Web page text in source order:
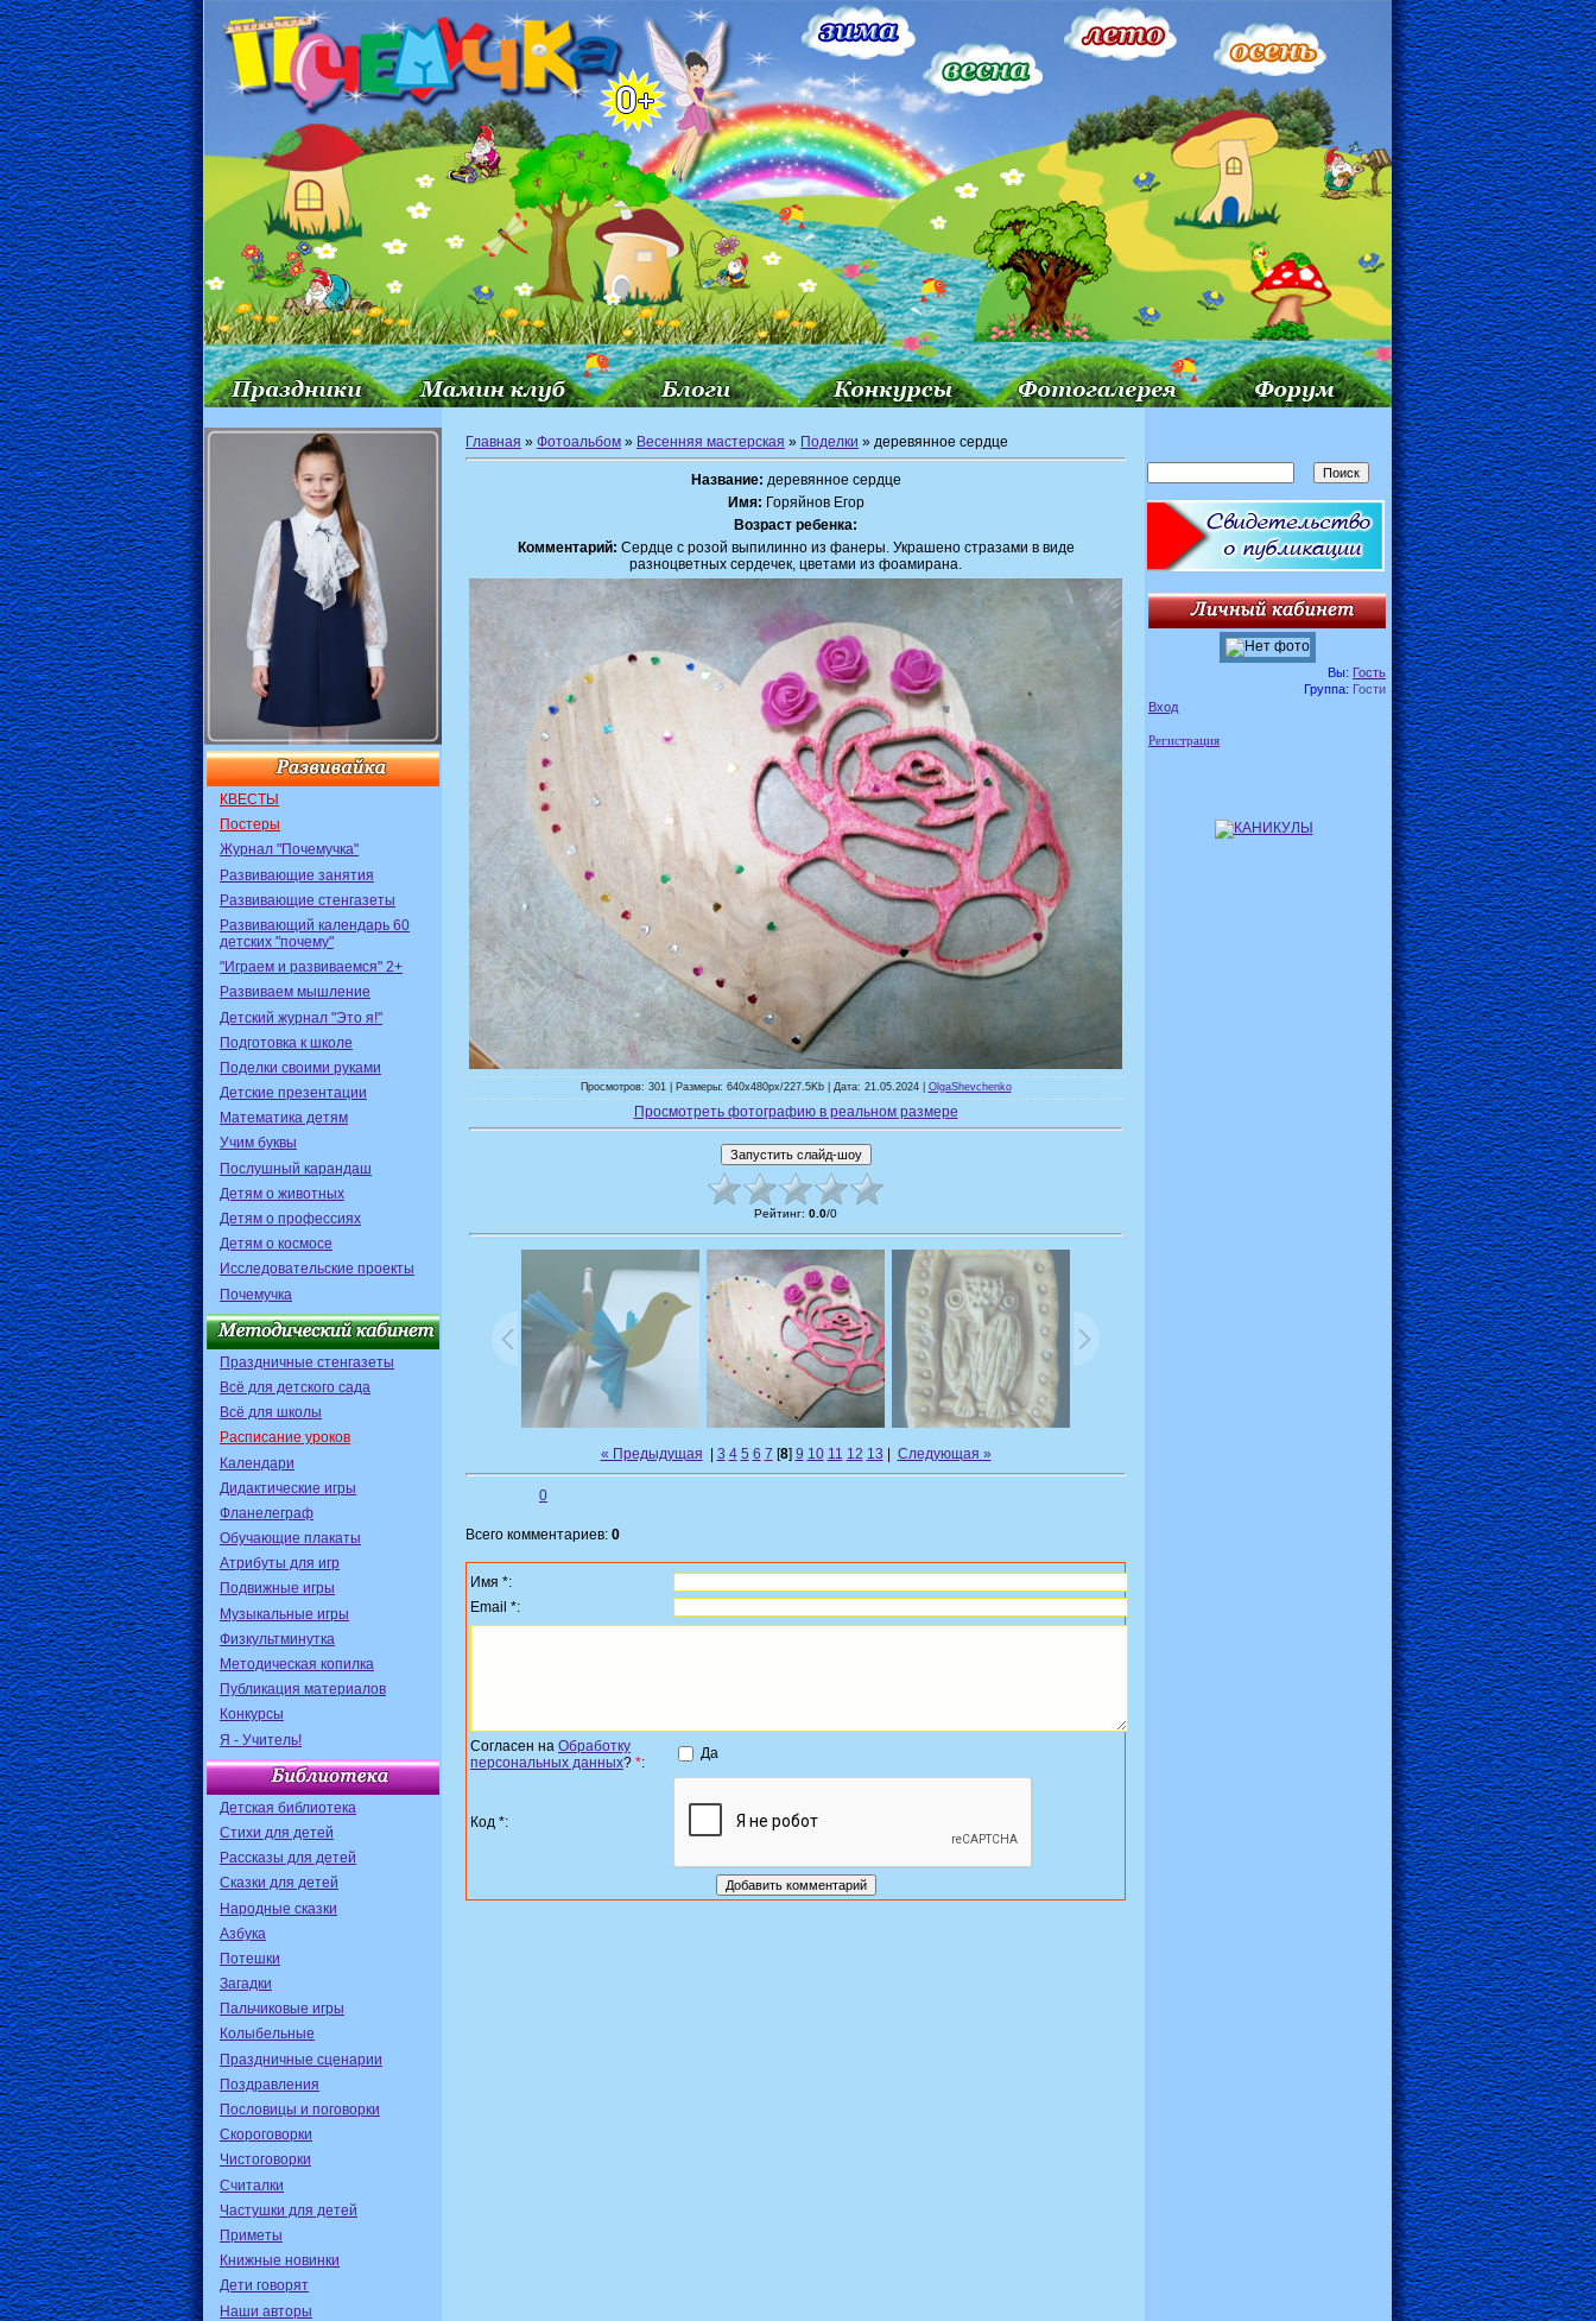
КВЕСТЫ
Постеры
Журнал "Почемучка"
Развивающие занятия
Развивающие стенгазеты
Развивающий календарь 60
детских "почему"
"Играем и развиваемся" 2+
Развиваем мышление
Детский журнал "Это я!"
Подготовка к школе
Поделки своими руками
Детские презентации
Математика детям
Учим буквы
Послушный карандаш
Детям о животных
Детям о профессиях
Детям о космосе
Исследовательские проекты
Почемучка
Праздничные стенгазеты
Всё для детского сада
Всё для школы
Расписание уроков
Календари
Дидактические игры
Фланелеграф
Обучающие плакаты
Атрибуты для игр
Подвижные игры
Музыкальные игры
Физкультминутка
Методическая копилка
Публикация материалов
Конкурсы
Я - Учитель!
Детская библиотека
Стихи для детей
Рассказы для детей
Сказки для детей
Народные сказки
Азбука
Потешки
Загадки
Пальчиковые игры
Колыбельные
Праздничные сценарии
Поздравления
Пословицы и поговорки
Скороговорки
Чистоговорки
Считалки
Частушки для детей
Приметы
Книжные новинки
Дети говорят
Наши авторы
Главная » Фотоальбом » Весенняя мастерская » Поделки » деревянное сердце
Название: деревянное сердце
Имя: Горяйнов Егор
Возраст ребенка:
Комментарий: Сердце с розой выпилинно из фанеры. Украшено стразами в виде
разноцветных сердечек, цветами из фоамирана.
Просмотров: 301 | Размеры: 640x480px/227.5Kb | Дата: 21.05.2024 | OlgaShevchenko
Просмотреть фотографию в реальном размере
Рейтинг: 0.0/0
« Предыдущая 3 4 5 6 7 [8] 9 10 11 12 13 Следующая »
0
Всего комментариев: 0
Имя *:
Email *:
Согласен на Обработку
персональных данных? *:
Да
Код *:
Вы: Гость
Группа: Гости
Вход
Регистрация